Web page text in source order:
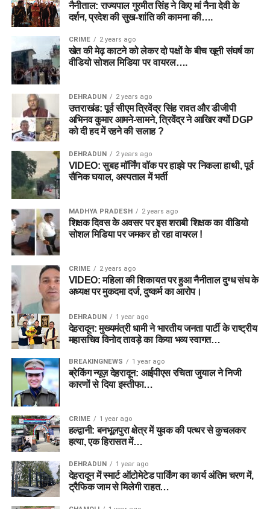
नैनीताल: राज्यपाल गुरमीत सिंह ने किए मां नैना देवी के
दर्शन, प्रदेश की सुख-शांति की कामना की….
CRIME 2 years ago
खेत की मेढ़ काटने को लेकर दो पक्षों के बीच खूनी संघर्ष का
वीडियो सोशल मिडिया पर वायरल….
DEHRADUN 2 years ago
उत्तराखंड: पूर्व सीएम त्रिवेंद्र सिंह रावत और डीजीपी
अभिनव कुमार आमने-सामने, त्रिवेंद्र ने आखिर क्यों DGP
को दी हद में रहने की सलाह ?
DEHRADUN 2 years ago
VIDEO: सुबह मॉर्निंग वॉक पर हाइवे पर निकला हाथी, पूर्व
सैनिक घयाल, अस्पताल में भर्ती
MADHYA PRADESH 2 years ago
शिक्षक दिवस के अवसर पर इस शराबी शिक्षक का वीडियो
सोशल मिडिया पर जमकर हो रहा वायरल !
CRIME 2 years ago
VIDEO: महिला की शिकायत पर हुआ नैनीताल दुग्ध संघ के
अध्यक्ष पर मुकदमा दर्ज, दुष्कर्म का आरोप।
DEHRADUN 1 year ago
देहरादून: मुख्यमंत्री धामी ने भारतीय जनता पार्टी के राष्ट्रीय
महासचिव विनोद तावड़े का किया भव्य स्वागत…
BREAKINGNEWS 1 year ago
ब्रेकिंग न्यूज़ देहरादून: आईपीएस रचिता जुयाल ने निजी
कारणों से दिया इस्तीफा…
CRIME 1 year ago
हल्द्वानी: बनभूलपुरा क्षेत्र में युवक की पत्थर से कुचलकर
हत्या, एक हिरासत में…
DEHRADUN 1 year ago
देहरादून में स्मार्ट ऑटोमेटेड पार्किंग का कार्य अंतिम चरण में,
ट्रैफिक जाम से मिलेगी राहत…